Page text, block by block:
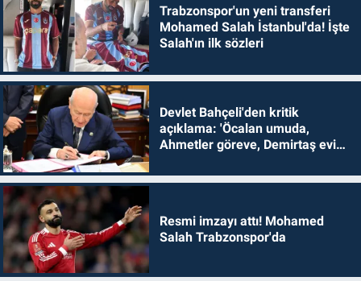
Trabzonspor'un yeni transferi
Mohamed Salah İstanbul'da! İşte
Salah'ın ilk sözleri
Devlet Bahçeli'den kritik
açıklama: 'Öcalan umuda,
Ahmetler göreve, Demirtaş evine
Resmi imzayı attı! Mohamed
Salah Trabzonspor'da